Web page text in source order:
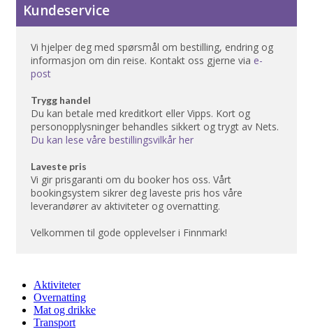
Kundeservice
Vi hjelper deg med spørsmål om bestilling, endring og
informasjon om din reise. Kontakt oss gjerne via e-
post
Trygg handel
Du kan betale med kreditkort eller Vipps. Kort og
personopplysninger behandles sikkert og trygt av Nets.
Du kan lese våre bestillingsvilkår her
Laveste pris
Vi gir prisgaranti om du booker hos oss. Vårt
bookingsystem sikrer deg laveste pris hos våre
leverandører av aktiviteter og overnatting.
Velkommen til gode opplevelser i Finnmark!
Aktiviteter
Overnatting
Mat og drikke
Transport